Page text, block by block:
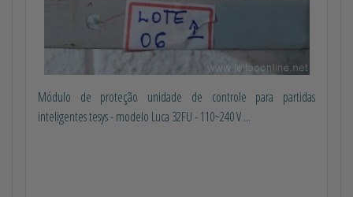
Módulo de proteção unidade de controle para partidas
inteligentes tesys - modelo Luca 32FU - 110~240 V ...